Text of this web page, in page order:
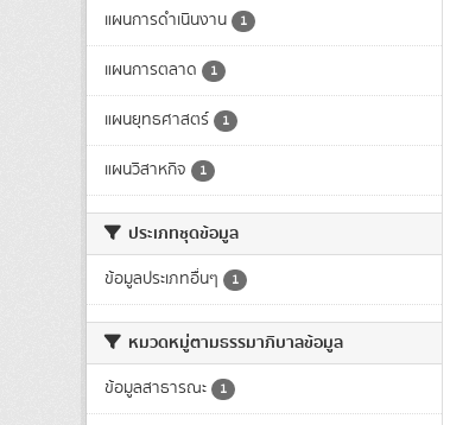
แผนการดำเนินงาน 1
แผนการตลาด 1
แผนยุทธศาสตร์ 1
แผนวิสาหกิจ 1
ประเภทชุดข้อมูล
ข้อมูลประเภทอื่นๆ 1
หมวดหมู่ตามธรรมาภิบาลข้อมูล
ข้อมูลสาธารณะ 1